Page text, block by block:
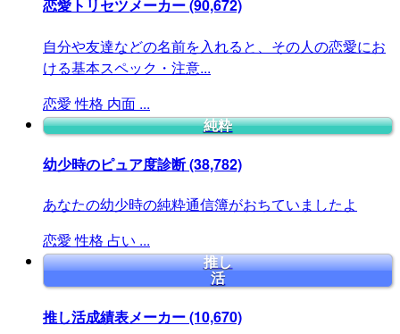
恋愛トリセツメーカー(90,672)
自分や友達などの名前を入れると、その人の恋愛にお
ける基本スペック・注意...
恋愛 性格 内面 ...
純粋
幼少時のピュア度診断(38,782)
あなたの幼少時の純粋通信簿がおちていましたよ
恋愛 性格 占い ...
推し
活
推し活成績表メーカー(10,670)